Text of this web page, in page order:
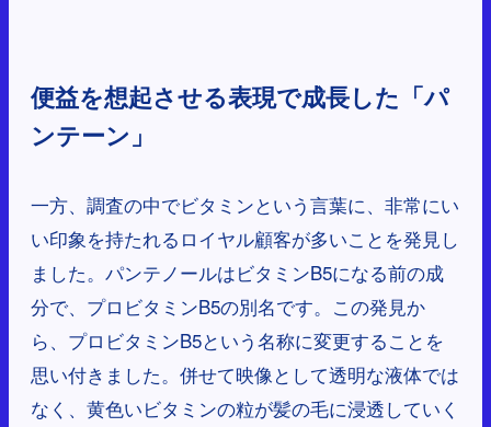
便益を想起させる表現で成長した「パ
ンテーン」
一方、調査の中でビタミンという言葉に、非常にい
い印象を持たれるロイヤル顧客が多いことを発見し
ました。パンテノールはビタミンB5になる前の成
分で、プロビタミンB5の別名です。この発見か
ら、プロビタミンB5という名称に変更することを
思い付きました。併せて映像として透明な液体では
なく、黄色いビタミンの粒が髪の毛に浸透していく